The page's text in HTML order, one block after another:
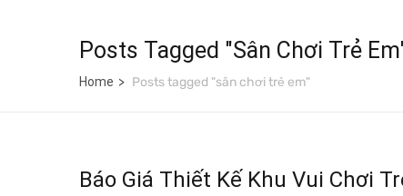
Posts Tagged "sân Chơi Trẻ
Home Posts tagged "sân chơi trẻ em"
Báo Giá Thiết Kế Khu Vui Chơi